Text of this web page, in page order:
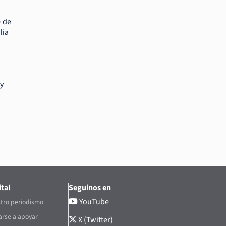
de
periodismo
a apoyar
Seguinos en
YouTube
X (Twitter)